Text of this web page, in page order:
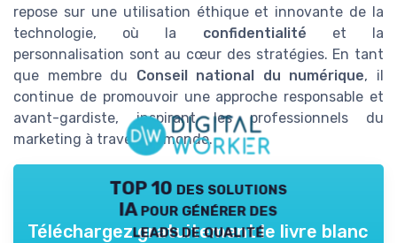
repose sur une utilisation éthique et innovante de la
technologie, où la confidentialité et la
personnalisation sont au cœur des stratégies. En tant
que membre du Conseil national du numérique, il
continue de promouvoir une approche responsable et
avant-gardiste, inspirant les professionnels du
marketing à travers le monde.
TOP 10 des solutions
IA pour générer des
leads de qualité
Téléchargez gratuitement le livre blanc